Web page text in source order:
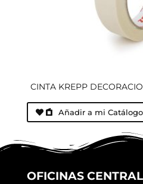
CINTA KREPP
Añadir a mi Catálogo
OFICINAS